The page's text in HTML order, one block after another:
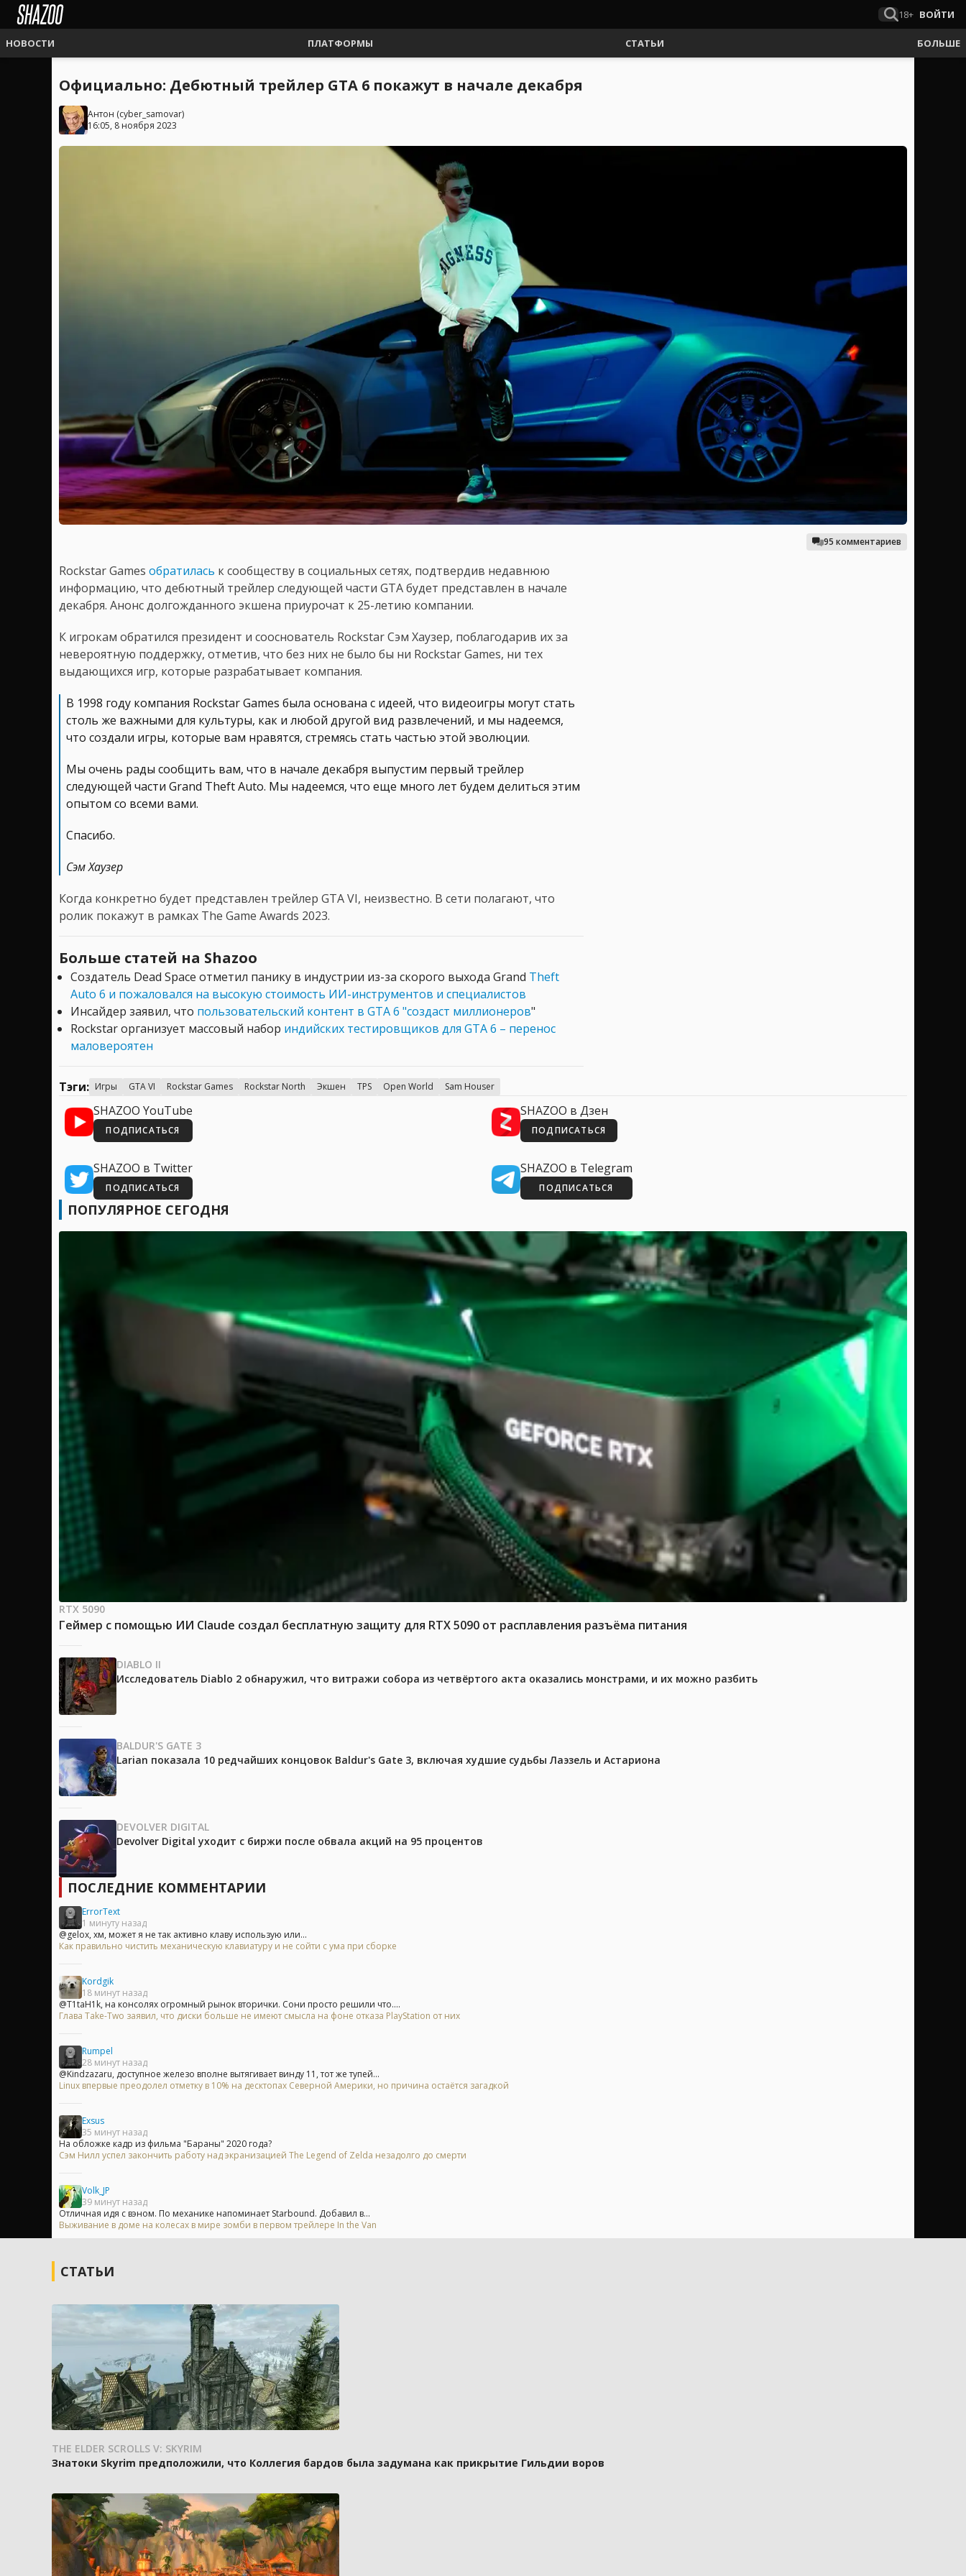
18+ ВОЙТИ
НОВОСТИ ПЛАТФОРМЫ СТАТЬИ БОЛЬШЕ
Официально: Дебютный трейлер GTA 6 покажут в начале декабря
Антон (cyber_samovar)
16:05, 8 ноября 2023
95 комментариев
Rockstar Games обратилась к сообществу в социальных сетях, подтвердив недавнюю
информацию, что дебютный трейлер следующей части GTA будет представлен в начале
декабря. Анонс долгожданного экшена приурочат к 25-летию компании.
К игрокам обратился президент и сооснователь Rockstar Сэм Хаузер, поблагодарив их за
невероятную поддержку, отметив, что без них не было бы ни Rockstar Games, ни тех
выдающихся игр, которые разрабатывает компания.
В 1998 году компания Rockstar Games была основана с идеей, что видеоигры могут стать
столь же важными для культуры, как и любой другой вид развлечений, и мы надеемся,
что создали игры, которые вам нравятся, стремясь стать частью этой эволюции.
Мы очень рады сообщить вам, что в начале декабря выпустим первый трейлер
следующей части Grand Theft Auto. Мы надеемся, что еще много лет будем делиться этим
опытом со всеми вами.
Спасибо.
Сэм Хаузер
Когда конкретно будет представлен трейлер GTA VI, неизвестно. В сети полагают, что
ролик покажут в рамках The Game Awards 2023.
Больше статей на Shazoo
Создатель Dead Space отметил панику в индустрии из-за скорого выхода Grand Theft
Auto 6 и пожаловался на высокую стоимость ИИ-инструментов и специалистов
Инсайдер заявил, что пользовательский контент в GTA 6 "создаст миллионеров"
Rockstar организует массовый набор индийских тестировщиков для GTA 6 – перенос
маловероятен
Тэги: Игры GTA VI Rockstar Games Rockstar North Экшен TPS Open World Sam Houser
SHAZOO YouTube
ПОДПИСАТЬСЯ
SHAZOO в Дзен
ПОДПИСАТЬСЯ
SHAZOO в Twitter
ПОДПИСАТЬСЯ
SHAZOO в Telegram
ПОДПИСАТЬСЯ
ПОПУЛЯРНОЕ СЕГОДНЯ
RTX 5090
Геймер с помощью ИИ Claude создал бесплатную защиту для RTX 5090 от расплавления разъёма питания
DIABLO II
Исследователь Diablo 2 обнаружил, что витражи собора из четвёртого акта оказались монстрами, и их можно разбить
BALDUR'S GATE 3
Larian показала 10 редчайших концовок Baldur's Gate 3, включая худшие судьбы Лаэзель и Астариона
DEVOLVER DIGITAL
Devolver Digital уходит с биржи после обвала акций на 95 процентов
ПОСЛЕДНИЕ КОММЕНТАРИИ
ErrorText
1 минуту назад
@gelox, хм, может я не так активно клаву использую или...
Как правильно чистить механическую клавиатуру и не сойти с ума при сборке
Kordgik
18 минут назад
@T1taH1k, на консолях огромный рынок вторички. Сони просто решили что....
Глава Take-Two заявил, что диски больше не имеют смысла на фоне отказа PlayStation от них
Rumpel
28 минут назад
@Kindzazaru, доступное железо вполне вытягивает винду 11, тот же тупей...
Linux впервые преодолел отметку в 10% на десктопах Северной Америки, но причина остаётся загадкой
Exsus
35 минут назад
На обложке кадр из фильма "Бараны" 2020 года?
Сэм Нилл успел закончить работу над экранизацией The Legend of Zelda незадолго до смерти
Volk_JP
39 минут назад
Отличная идя с вэном. По механике напоминает Starbound. Добавил в...
Выживание в доме на колесах в мире зомби в первом трейлере In the Van
СТАТЬИ
THE ELDER SCROLLS V: SKYRIM
Знатоки Skyrim предположили, что Коллегия бардов была задумана как прикрытие Гильдии воров